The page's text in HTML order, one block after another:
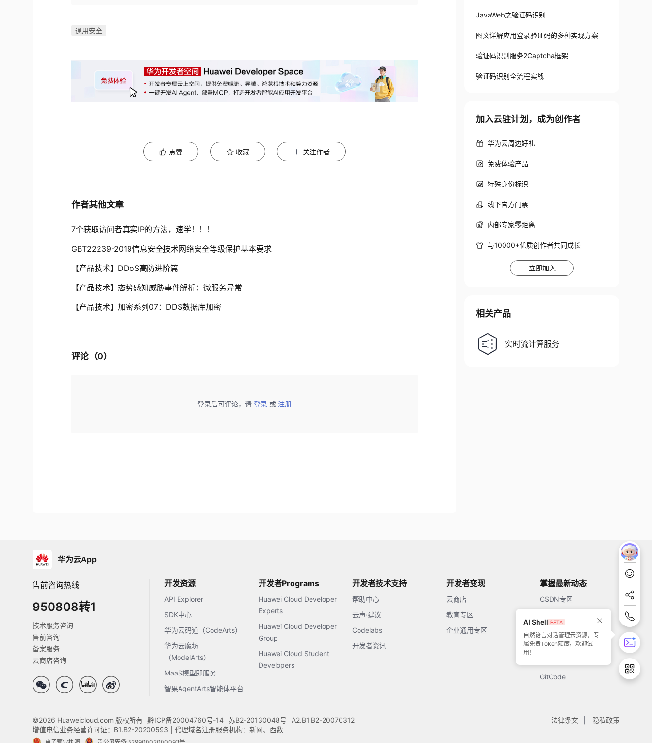
通用安全
点赞 收藏 关注作者
作者其他文章
7个获取访问者真实IP的方法，速学！！！
GBT22239-2019信息安全技术网络安全等级保护基本要求
【产品技术】DDoS高防进阶篇
【产品技术】态势感知威胁事件解析：微服务异常
【产品技术】加密系列07：DDS数据库加密
评论（0）
登录后可评论，请 登录 或 注册
JavaWeb之验证码识别
图文详解应用登录验证码的多种实现方案
验证码识别服务2Captcha框架
验证码识别全流程实战
加入云驻计划，成为创作者
华为云周边好礼
免费体验产品
特殊身份标识
线下官方门票
内部专家零距离
与10000+优质创作者共同成长
立即加入
相关产品
实时流计算服务
AI Shell
自然语言对话管理云资源，专
属免费Token额度，欢迎试
用！
华为云App
售前咨询热线
950808转1
技术服务咨询
售前咨询
备案服务
云商店咨询
开发资源
API Explorer
SDK中心
华为云码道（CodeArts）
华为云魔坊
（ModelArts）
MaaS模型即服务
智果AgentArts智能体平台
开发者Programs
Huawei Cloud Developer
Experts
Huawei Cloud Developer
Group
Huawei Cloud Student
Developers
开发者技术支持
帮助中心
云声·建议
Codelabs
开发者资讯
开发者变现
云商店
教育专区
企业通用专区
掌握最新动态
CSDN专区
开源中国
51CTO
GitCode
法律条文 隐私政策
©2026 Huaweicloud.com 版权所有 黔ICP备20004760号-14 苏B2-20130048号
A2.B1.B2-20070312
增值电信业务经营许可证：B1.B2-20200593 | 代理域名注册服务机构：新网、西数